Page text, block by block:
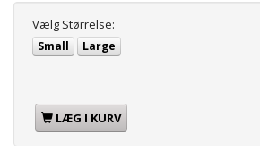
Vælg Størrelse:
Small Large
LÆG I KURV